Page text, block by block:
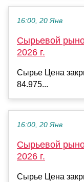
16:00, 20 Янв
Сырьевой
2026 г.
Сырье Цена
84.975...
16:00, 20 Янв
Сырьевой
2026 г.
Сырье Цена